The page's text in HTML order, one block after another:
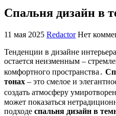
Спальня дизайн в
11 мая 2025 Redactor Нет
Тенденции в дизайне
остается неизменным –
комфортного пространства․
тонах – это смелое и
создать атмосферу
может показаться
подходе спальня дизайн в